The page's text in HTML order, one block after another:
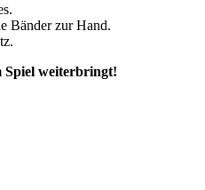
Bänder zur Hand.
Spiel weiterbringt!